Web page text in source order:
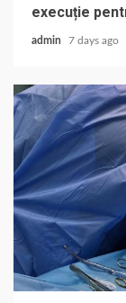
execuție
admin 7 days ago